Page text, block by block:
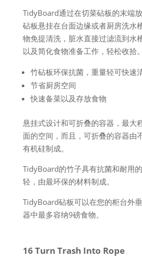
TidyBoard通过在切菜砧板的末端
砧板悬挂在台面边缘或者厨房洗水
物免提清洗，脏水直接过滤流到水
以及简化食物准备工作，轻松收拾。
竹砧板环保抗菌，重量轻可快速
节省厨房空间
快速备菜以及存放食物
悬挂式设计和可折叠的容器，最大
面的空间，而且，可折叠的容器由
有机硅制成。
TidyBoard的竹子具有抗菌和耐用
轻，由最环保的材料制成。
TidyBoard砧板可以在您的柜台外
器中最多容纳9磅食物。
16 Turn Trash Into Rope